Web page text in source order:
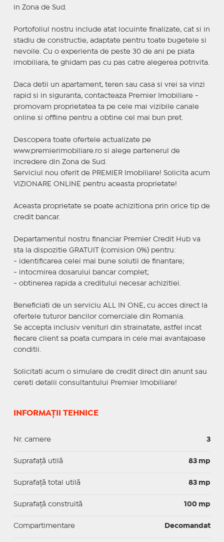
in Zona de Sud.
Portofoliul nostru include atat locuinte finalizate, cat si in
stadiu de constructie, adaptate pentru toate bugetele si
nevoile. Cu o experienta de peste 30 de ani pe piata
imobiliara, te ghidam pas cu pas catre alegerea potrivita.
Daca detii un apartament, teren sau casa si vrei sa vinzi
rapid si in siguranta, contacteaza Premier Imobiliare -
promovam proprietatea ta pe cele mai vizibile canale
online si offline pentru a obtine cel mai bun pret.
Descopera toate ofertele actualizate pe
www.premierimobiliare.ro si alege partenerul de
incredere din Zona de Sud.
Serviciul nou oferit de PREMIER Imobiliare! Solicita acum
VIZIONARE ONLINE pentru aceasta proprietate!
Aceasta proprietate se poate achizitiona prin orice tip de
credit bancar.
Departamentul nostru financiar Premier Credit Hub va
sta la dispozitie GRATUIT (comision 0%) pentru:
- identificarea celei mai bune solutii de finantare;
- intocmirea dosarului bancar complet;
- obtinerea rapida a creditului necesar achizitiei.
Beneficiati de un serviciu ALL IN ONE, cu acces direct la
ofertele tuturor bancilor comerciale din Romania.
Se accepta inclusiv venituri din strainatate, astfel incat
fiecare client sa poata cumpara in cele mai avantajoase
conditii.
Solicitati acum o simulare de credit direct din anunt sau
cereti detalii consultantului Premier Imobiliare!
INFORMAȚII TEHNICE
Nr. camere 3
Suprafaţă utilă 83 mp
Suprafaţă total utilă 83 mp
Suprafaţă construită 100 mp
Compartimentare Decomandat